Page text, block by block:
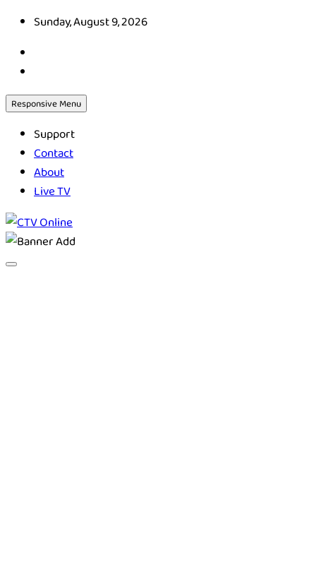
Skip
content
Sunday, August 9, 2026
Responsive Menu
Support
Contact
About
Live TV
CTV Online